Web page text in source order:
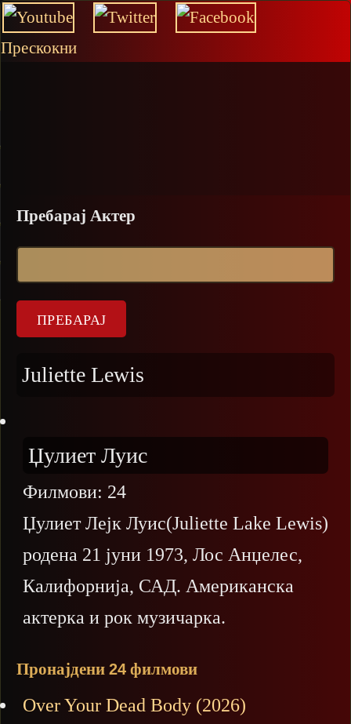
Прескокни
Пребарај Актер
Juliette Lewis
Џулиет Луис
Филмови: 24
Џулиет Лејк Луис(Juliette Lake Lewis)
родена 21 јуни 1973, Лос Анџелес,
Калифорнија, САД. Американска
актерка и рок музичарка.
Пронајдени 24 филмови
Over Your Dead Body (2026)